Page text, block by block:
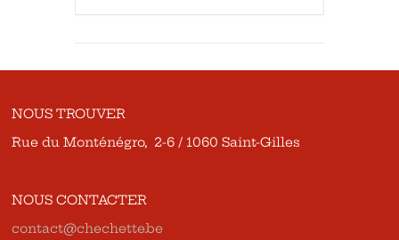
NOUS TROUVER
Rue du Monténégro, 2-6 / 1060 Saint-Gilles
NOUS CONTACTER
contact@chechette.be